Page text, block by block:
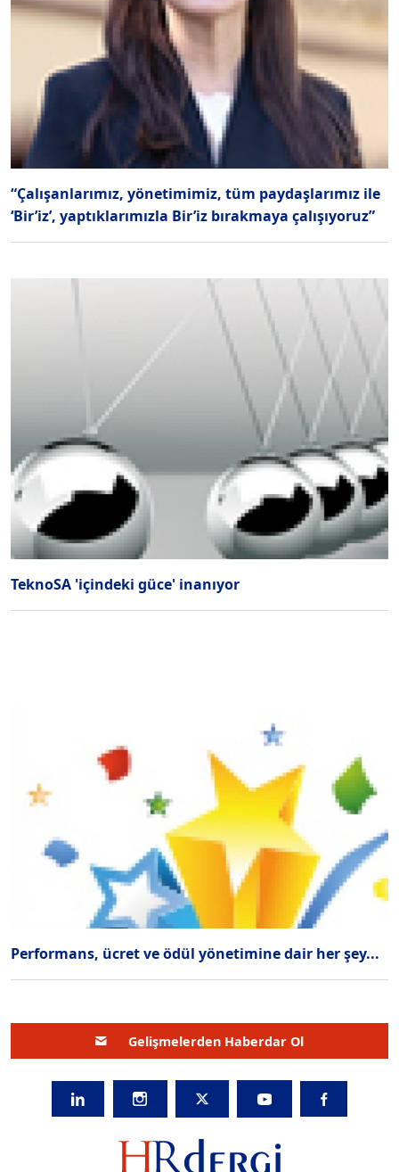
“Çalışanlarımız, yönetimimiz, tüm paydaşlarımız ile
‘Bir’iz’, yaptıklarımızla Bir’iz bırakmaya çalışıyoruz”
TeknoSA 'içindeki güce' inanıyor
Performans, ücret ve ödül yönetimine dair her şey...
Gelişmelerden Haberdar Ol